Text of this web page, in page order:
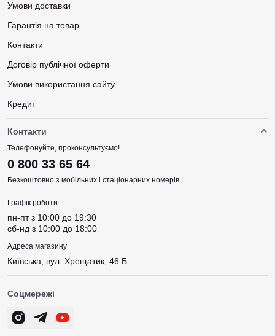
Умови доставки
Гарантія на товар
Контакти
Договір публічної оферти
Умови використання сайту
Кредит
Контакти
Телефонуйте, проконсультуємо!
0 800 33 65 64
Безкоштовно з мобільних і стаціонарних номерів
Графік роботи
пн-пт з 10:00 до 19:30
сб-нд з 10:00 до 18:00
Адреса магазину
Київська, вул. Хрещатик, 46 Б
Соцмережі